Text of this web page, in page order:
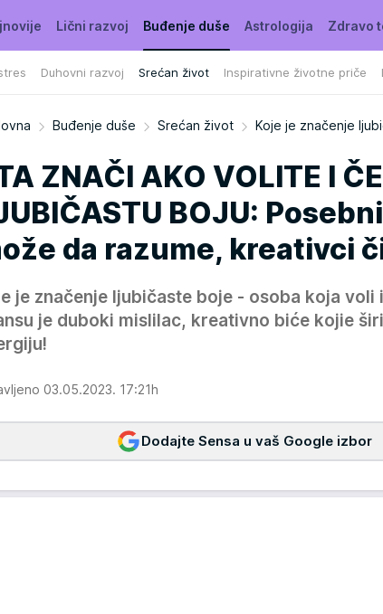
Lični razvoj Buđenje duše
Duhovni razvoj Srećan život Inspirativne životne priče
Astrologija Zdravo
Buđenje duše Srećan život Koje je značenje
ZNAČI AKO VOLITE I
BOJU:
da razume, kreativci
je značenje ljubičaste boje - osoba koja voli
je duboki mislilac, kreativno biće kojie
03.05.2023. 17:21h
Dodajte Sensa u vaš Google izbor